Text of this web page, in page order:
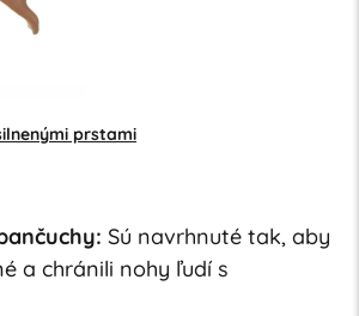
prstami
Sú navrhnuté tak, aby
a chránili nohy ľudí s